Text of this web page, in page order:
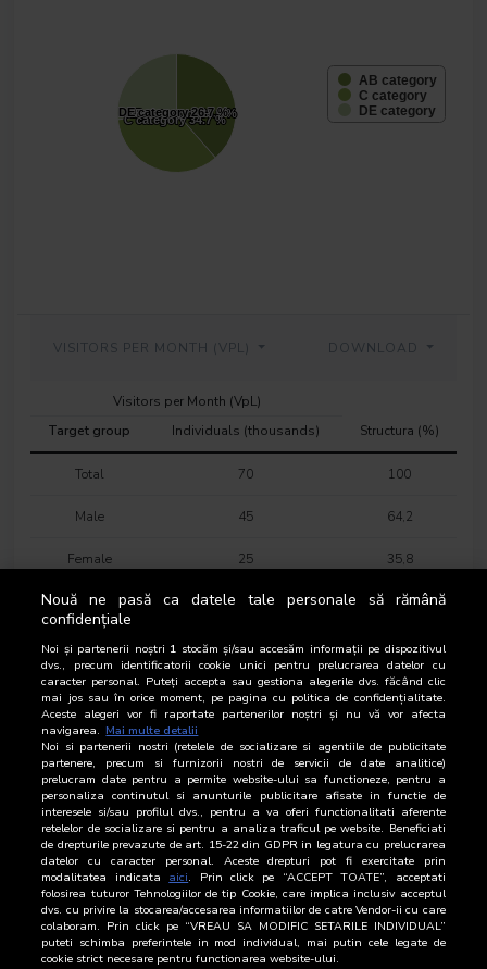
AB category38.6 %
AB category38.6 %
C category34.7 %
C category34.7 %
DE category26.7 %
DE category26.7 %
AB category
C category
DE category
VISITORS PER MONTH (VPL) DOWNLOAD
Visitors per Month (VpL)
Target group
Individuals (thousands) Structura (%)
Total 70 100
Male 45 64,2
Female 25 35,8
16-18 years 2 2,4
19-24 years 2 2,3
25-34 years 3 3,6
35-44 years
45-54 years 23 32,9
55-64 years 17 23,8
65-74 years 15 21,9
AB category 27 38,6
C category 24 34,7
Nouă ne pasă ca datele tale personale să rămână
confidențiale
Noi și partenerii noștri 1 stocăm și/sau accesăm informații pe dispozitivul
dvs., precum identificatorii cookie unici pentru prelucrarea datelor cu
caracter personal. Puteți accepta sau gestiona alegerile dvs. făcând clic
mai jos sau în orice moment, pe pagina cu politica de confidențialitate.
Aceste alegeri vor fi raportate partenerilor noștri și nu vă vor afecta
navigarea. Mai multe detalii
Noi si partenerii nostri (retelele de socializare si agentiile de publicitate
partenere, precum si furnizorii nostri de servicii de date analitice)
prelucram date pentru a permite website-ului sa functioneze, pentru a
personaliza continutul si anunturile publicitare afisate in functie de
interesele si/sau profilul dvs., pentru a va oferi functionalitati aferente
retelelor de socializare si pentru a analiza traficul pe website. Beneficiati
de drepturile prevazute de art. 15-22 din GDPR in legatura cu prelucrarea
datelor cu caracter personal. Aceste drepturi pot fi exercitate prin
modalitatea indicata aici. Prin click pe “ACCEPT TOATE”, acceptati
folosirea tuturor Tehnologiilor de tip Cookie, care implica inclusiv acceptul
dvs. cu privire la stocarea/accesarea informatiilor de catre Vendor-ii cu care
colaboram. Prin click pe “VREAU SA MODIFIC SETARILE INDIVIDUAL”
puteti schimba preferintele in mod individual, mai putin cele legate de
cookie strict necesare pentru functionarea website-ului.